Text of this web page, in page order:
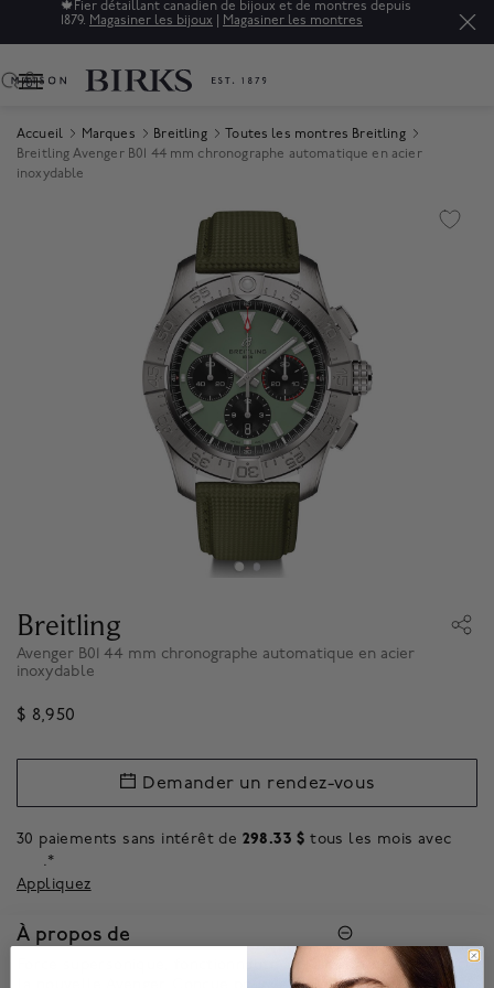
🍁 Fier détaillant canadien de bijoux et de montres depuis
1879. Magasiner les bijoux Magasiner les montres
0
Accueil Marques Breitling
Toutes les montres Breitling
Breitling Avenger B01 44 mm chronographe automatique en acier
inoxydable
Product Images
Breitling
Avenger B01 44 mm chronographe automatique en acier
inoxydable
$ 8,950
30 paiements sans intérêt de 298.33 $ tous les mois avec
.*
Appliquez
Demander un rendez-vous
À propos de
Force supersonique, fonctionnalité à plein régime : découvrez